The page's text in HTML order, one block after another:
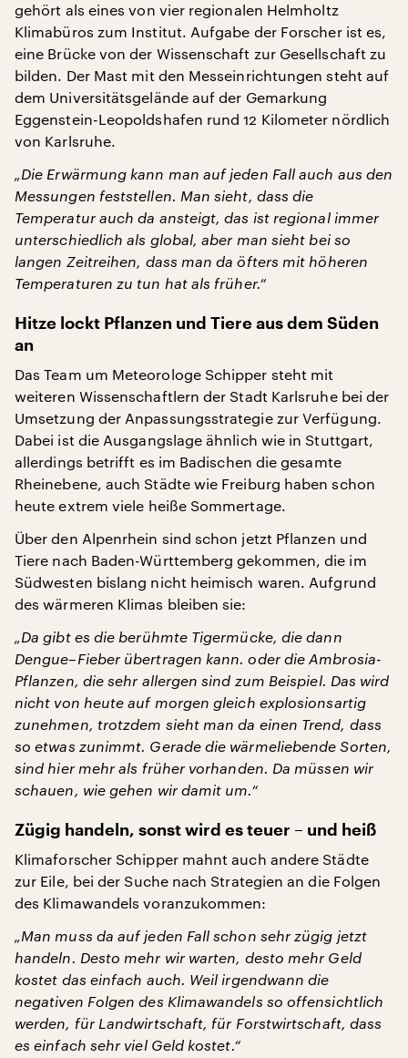
gehört als eines von vier regionalen Helmholtz
Klimabüros zum Institut. Aufgabe der Forscher ist es,
eine Brücke von der Wissenschaft zur Gesellschaft zu
bilden. Der Mast mit den Messeinrichtungen steht auf
dem Universitätsgelände auf der Gemarkung
Eggenstein-Leopoldshafen rund 12 Kilometer nördlich
von Karlsruhe.
„Die Erwärmung kann man auf jeden Fall auch aus den
Messungen feststellen. Man sieht, dass die
Temperatur auch da ansteigt, das ist regional immer
unterschiedlich als global, aber man sieht bei so
langen Zeitreihen, dass man da öfters mit höheren
Temperaturen zu tun hat als früher.“
Hitze lockt Pflanzen und Tiere aus dem Süden
an
Das Team um Meteorologe Schipper steht mit
weiteren Wissenschaftlern der Stadt Karlsruhe bei der
Umsetzung der Anpassungsstrategie zur Verfügung.
Dabei ist die Ausgangslage ähnlich wie in Stuttgart,
allerdings betrifft es im Badischen die gesamte
Rheinebene, auch Städte wie Freiburg haben schon
heute extrem viele heiße Sommertage.
Über den Alpenrhein sind schon jetzt Pflanzen und
Tiere nach Baden-Württemberg gekommen, die im
Südwesten bislang nicht heimisch waren. Aufgrund
des wärmeren Klimas bleiben sie:
„Da gibt es die berühmte Tigermücke, die dann
Dengue–Fieber übertragen kann. oder die Ambrosia-
Pflanzen, die sehr allergen sind zum Beispiel. Das wird
nicht von heute auf morgen gleich explosionsartig
zunehmen, trotzdem sieht man da einen Trend, dass
so etwas zunimmt. Gerade die wärmeliebende Sorten,
sind hier mehr als früher vorhanden. Da müssen wir
schauen, wie gehen wir damit um.“
Zügig handeln, sonst wird es teuer – und heiß
Klimaforscher Schipper mahnt auch andere Städte
zur Eile, bei der Suche nach Strategien an die Folgen
des Klimawandels voranzukommen:
„Man muss da auf jeden Fall schon sehr zügig jetzt
handeln. Desto mehr wir warten, desto mehr Geld
kostet das einfach auch. Weil irgendwann die
negativen Folgen des Klimawandels so offensichtlich
werden, für Landwirtschaft, für Forstwirtschaft, dass
es einfach sehr viel Geld kostet.“